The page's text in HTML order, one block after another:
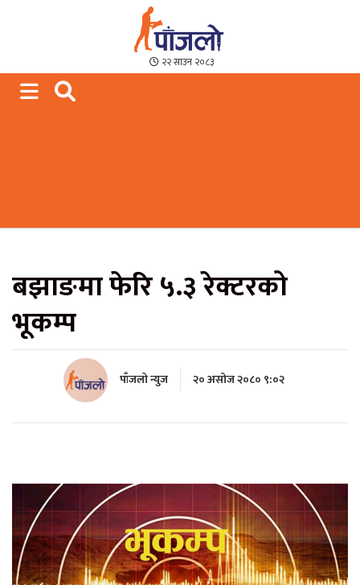
Paajalo News
We are from Far West Nepal
२२ साउन २०८३
बझाङमा फेरि ५.३ रेक्टरको
भूकम्प
पाँजलो न्युज २० असोज २०८० ९:०२